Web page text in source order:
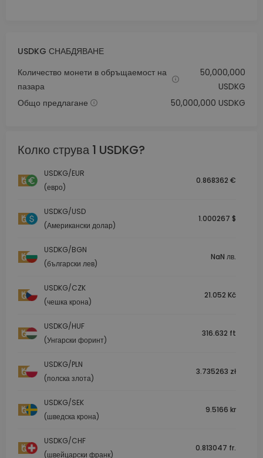
USDKG СНАБДЯВАНЕ
Количество монети в обръщаемост на
пазара
50,000,000
USDKG
Общо предлагане
50,000,000 USDKG
Колко струва 1 USDKG?
USDKG/EUR
(евро)
0.868362 €
USDKG/USD
(Американски долар)
1.000267 $
USDKG/BGN
(български лев)
NaN лв.
USDKG/CZK
(чешка крона)
21.052 Kč
USDKG/HUF
(Унгарски форинт)
316.632 ft
USDKG/PLN
(полска злота)
3.735263 zł
USDKG/SEK
(шведска крона)
9.5166 kr
USDKG/CHF
(швейцарски франк)
0.813047 fr.